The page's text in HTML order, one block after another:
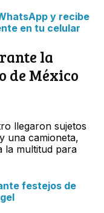
y recibe
en tu celular
la
de México
llegaron sujetos
una camioneta,
la multitud para
festejos de